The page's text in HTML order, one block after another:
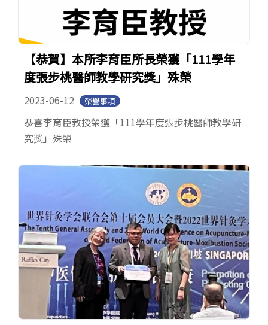
【恭賀】本所李育臣所長榮獲「111學年
度張步桃醫師教學研究獎」殊榮
2023-06-12 榮譽事項
恭喜李育臣教授榮獲「111學年度張步桃醫師教學研
究獎」殊榮